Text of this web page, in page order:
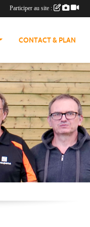
CONTACT & PLAN
Participer au site :